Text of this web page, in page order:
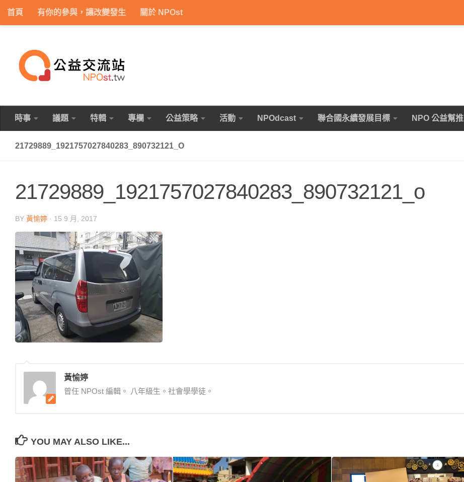
Skip to content
首頁 有你的參與，讓改變發生 關於 NPOst
時事 議題 特輯 專欄 公益策略 活動 NPOdcast 聯合國永續發展目標 NPO 公益幫推
21729889_1921757027840283_890732121_O
21729889_1921757027840283_890732121_o
BY 黃愉婷 · 15 9 月, 2017
黃愉婷
曾任 NPOst 編輯。 八年級生。社會學學徒。
YOU MAY ALSO LIKE...